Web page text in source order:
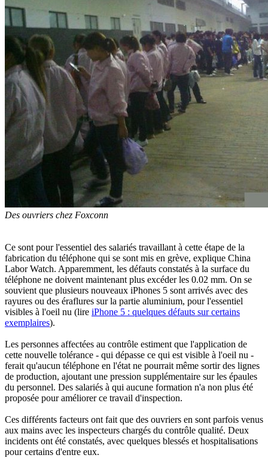
Des ouvriers chez Foxconn
Ce sont pour l'essentiel des salariés travaillant à cette étape de la
fabrication du téléphone qui se sont mis en grève, explique China
Labor Watch. Apparemment, les défauts constatés à la surface du
téléphone ne doivent maintenant plus excéder les 0.02 mm. On se
souvient que plusieurs nouveaux iPhones 5 sont arrivés avec des
rayures ou des éraflures sur la partie aluminium, pour l'essentiel
visibles à l'oeil nu (lire iPhone 5 : quelques défauts sur certains
exemplaires).
Les personnes affectées au contrôle estiment que l'application de
cette nouvelle tolérance - qui dépasse ce qui est visible à l'oeil nu -
ferait qu'aucun téléphone en l'état ne pourrait même sortir des lignes
de production, ajoutant une pression supplémentaire sur les épaules
du personnel. Des salariés à qui aucune formation n'a non plus été
proposée pour améliorer ce travail d'inspection.
Ces différents facteurs ont fait que des ouvriers en sont parfois venus
aux mains avec les inspecteurs chargés du contrôle qualité. Deux
incidents ont été constatés, avec quelques blessés et hospitalisations
pour certains d'entre eux.